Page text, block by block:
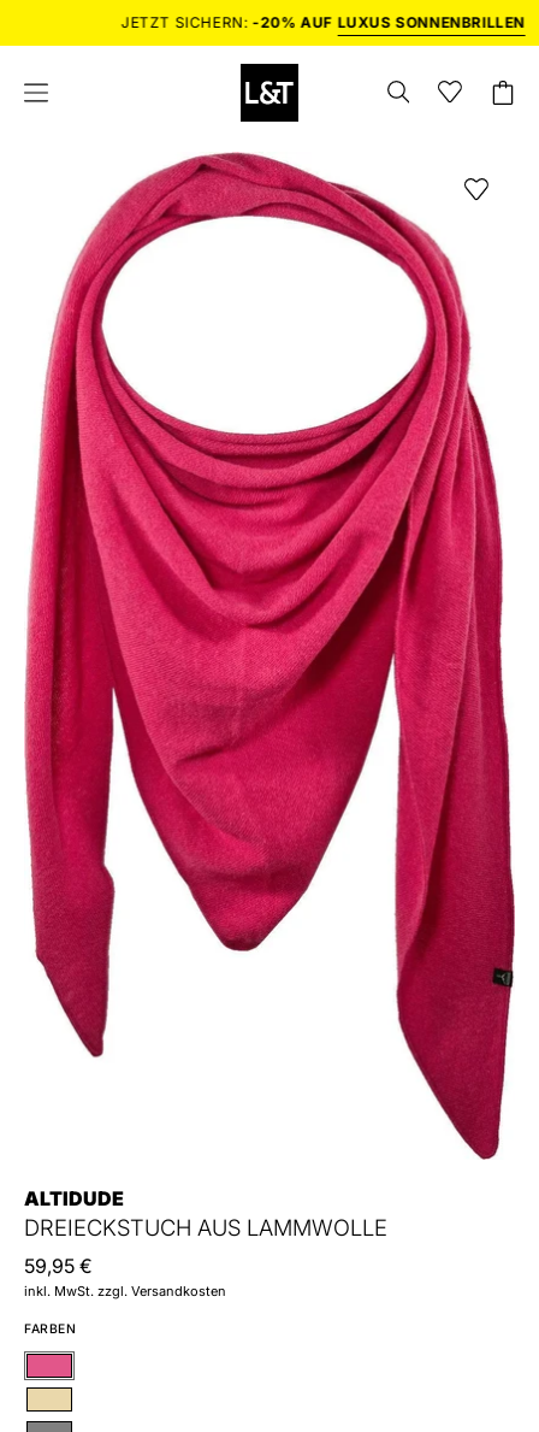
überspringen
JETZT SICHERN:-20% AUFLUXUS SONNENBRILLEN
Navigationsmenü
SUCHLEISTE
Wishlist
ALTIDUDE
DREIECKSTUCH AUS LAMMWOLLE
59,95 €
inkl. MwSt. zzgl. Versandkosten
FARBEN
Pink
Beige